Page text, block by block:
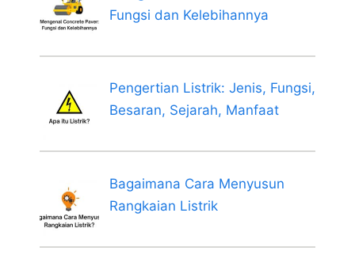
Fungsi dan Kelebihannya
Pengertian Listrik: Jenis, Fungsi,
Besaran, Sejarah, Manfaat
Bagaimana Cara Menyusun
Rangkaian Listrik